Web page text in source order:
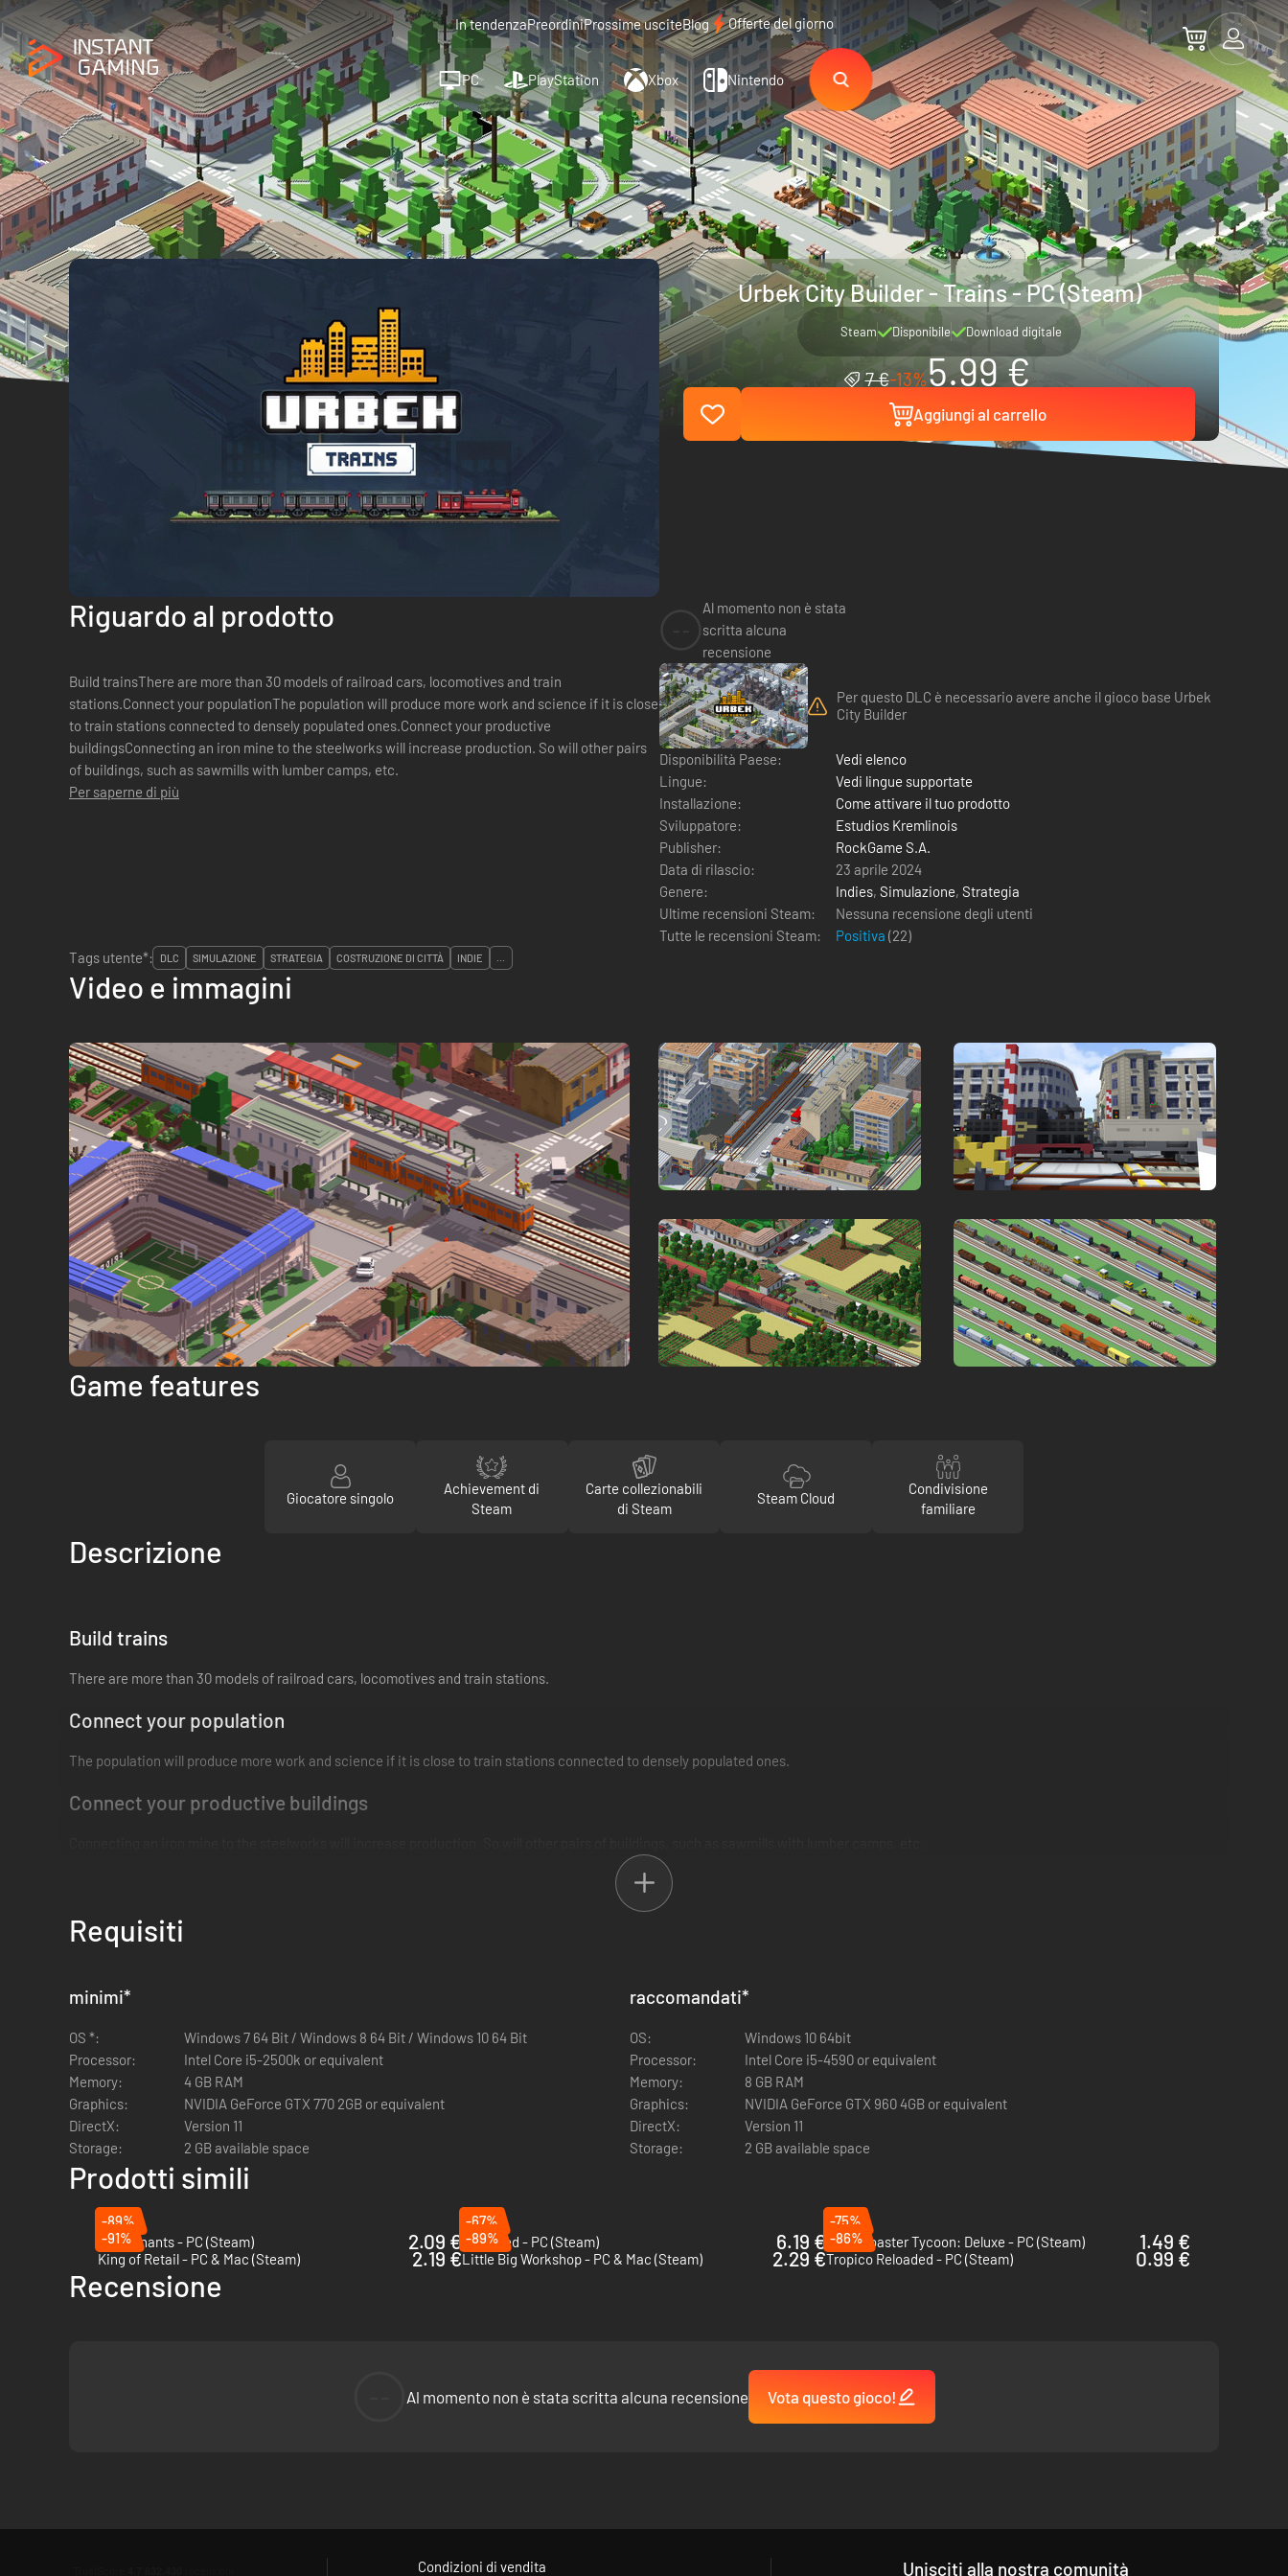
In tendenzaPreordiniProssime usciteBlog Offerte del giorno
PC PlayStation Xbox Nintendo
Urbek City Builder - Trains - PC (Steam)
Steam Disponibile Download digitale
7 €-13%5.99 €
Aggiungi al carrello
Riguardo al prodotto
Build trainsThere are more than 30 models of railroad cars, locomotives and train
stations.Connect your populationThe population will produce more work and science if it is close
to train stations connected to densely populated ones.Connect your productive
buildingsConnecting an iron mine to the steelworks will increase production. So will other pairs
of buildings, such as sawmills with lumber camps, etc.
Per saperne di più
Al momento non è stata
scritta alcuna
recensione
Per questo DLC è necessario avere anche il gioco base Urbek
City Builder
Disponibilità Paese:
Vedi elenco
Lingue:
Vedi lingue supportate
Installazione:
Come attivare il tuo prodotto
Sviluppatore:
Estudios Kremlinois
Publisher:
RockGame S.A.
Data di rilascio:
23 aprile 2024
Genere:
Indies, Simulazione, Strategia
Ultime recensioni Steam:
Nessuna recensione degli utenti
Tutte le recensioni Steam:
Positiva (22)
Tags utente*:
DLC SIMULAZIONE STRATEGIA COSTRUZIONE DI CITTÀ INDIE ...
Video e immagini
Game features
Giocatore singolo
Achievement di
Steam
Carte collezionabili
di Steam
Steam Cloud
Condivisione
familiare
Descrizione
Build trains
There are more than 30 models of railroad cars, locomotives and train stations.
Connect your population
The population will produce more work and science if it is close to train stations connected to densely populated ones.
Connect your productive buildings
Requisiti
minimi*
OS *:
Windows 7 64 Bit / Windows 8 64 Bit / Windows 10 64 Bit
Processor:
Intel Core i5-2500k or equivalent
Memory:
4 GB RAM
Graphics:
NVIDIA GeForce GTX 770 2GB or equivalent
DirectX:
Version 11
Storage:
2 GB available space
raccomandati*
OS:
Windows 10 64bit
Processor:
Intel Core i5-4590 or equivalent
Memory:
8 GB RAM
Graphics:
NVIDIA GeForce GTX 960 4GB or equivalent
DirectX:
Version 11
Storage:
2 GB available space
Prodotti simili
-89%
The Tenants - PC (Steam)
2.09 €
-67%
Banished - PC (Steam)
6.19 €
-75%
RollerCoaster Tycoon: Deluxe - PC (Steam)
1.49 €
-91%
King of Retail - PC & Mac (Steam)
2.19 €
-89%
Little Big Workshop - PC & Mac (Steam)
2.29 €
-86%
Tropico Reloaded - PC (Steam)
0.99 €
Recensione
Al momento non è stata scritta alcuna recensione Vota questo gioco!
Condizioni di vendita
Unisciti alla nostra comunità